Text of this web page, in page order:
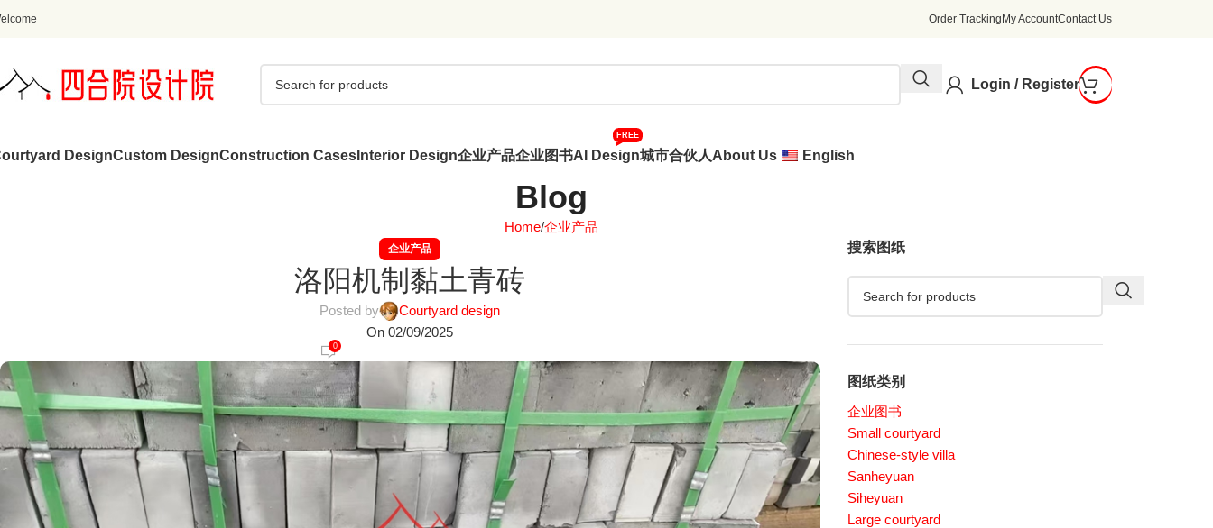
Order Tracking My AccountContact Us
Login / Register
DesignCustom DesignConstruction Cases Interior Design企业产品企业图书AI Design
FREE
城市合伙人About Us English
Blog
Home 企业产品
企业产品
洛阳机制黏土青砖
Posted by
Courtyard design
On 02/09/2025
0
搜索图纸
图纸类别
企业图书
Small courtyard
Chinese-style villa
Sanheyuan
Siheyuan
Large courtyard